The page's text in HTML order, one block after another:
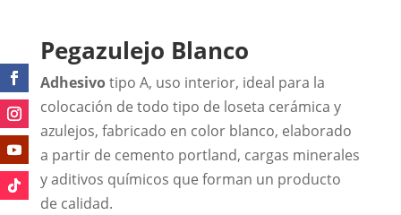
Pegazulejo Blanco
Adhesivotipo A, uso interior, ideal para la
colocación de todo tipo de loseta cerámica y
azulejos, fabricado en color blanco, elaborado
a partir de cemento portland, cargas minerales
y aditivos químicos que forman un producto
de calidad.